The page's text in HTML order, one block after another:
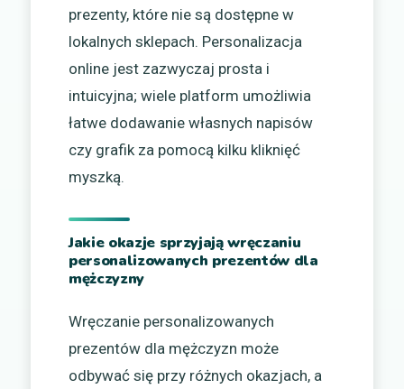
prezenty, które nie są dostępne w
lokalnych sklepach. Personalizacja
online jest zazwyczaj prosta i
intuicyjna; wiele platform umożliwia
łatwe dodawanie własnych napisów
czy grafik za pomocą kilku kliknięć
myszką.
Jakie okazje sprzyjają wręczaniu
personalizowanych prezentów dla
mężczyzny
Wręczanie personalizowanych
prezentów dla mężczyzn może
odbywać się przy różnych okazjach, a